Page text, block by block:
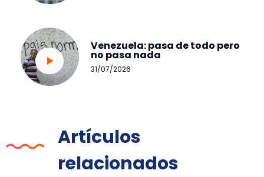
Venezuela: pasa de todo pero
no pasa nada
31/07/2026
Artículos
relacionados